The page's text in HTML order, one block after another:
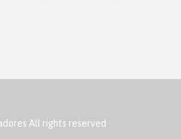
All rights reserved